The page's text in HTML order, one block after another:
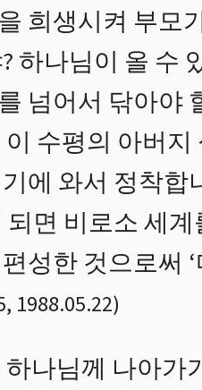
희생시켜 부모
하나님이 올 수
넘어서 닦아야
수평의 아버
에 와서 정착
면 비로소 세
성한 것으로써
, 1988.05.22)
나님께 나아가